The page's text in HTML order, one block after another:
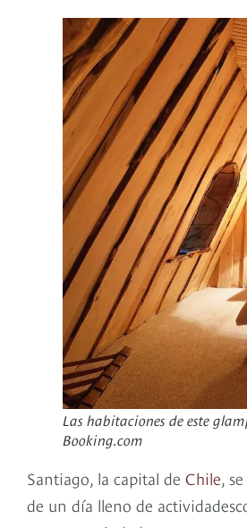
Las habitaciones de este
Booking.com
Santiago, la capital de Chile ,
de un día lleno de